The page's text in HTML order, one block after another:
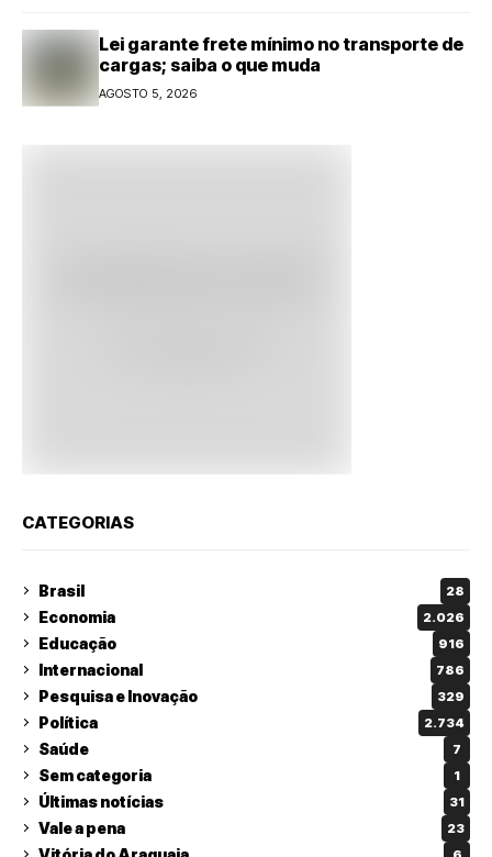
Lei garante frete mínimo no transporte de
cargas; saiba o que muda
AGOSTO 5, 2026
CATEGORIAS
Brasil 28
Economia 2.026
Educação 916
Internacional 786
Pesquisa e Inovação 329
Política 2.734
Saúde 7
Sem categoria 1
Últimas notícias 31
Vale a pena 23